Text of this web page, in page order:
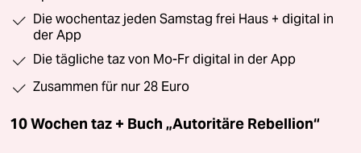
Die wochentaz jeden Samstag frei Haus + digital in
der App
Die tägliche taz von Mo-Fr digital in der App
Zusammen für nur 28 Euro
10 Wochen taz + Buch „Autoritäre Rebellion“